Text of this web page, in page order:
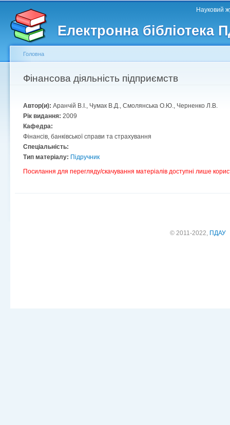
Електронна бібліотека
Головне меню Науковий
Другорядне меню
Ви є тут
Головна
Фінансова діяльність підприємств
Автор(и): Аранчій В.І., Чумак В.Д., Смолянська О.Ю., Черненко Л.В.
Рік видання: 2009
Кафедра:
Фінансів, банківської справи та страхування
Спеціальність:
Тип матеріалу: Підручник
Посилання для перегляду/скачування матеріалів доступні лише
© 2011-2022, ПДАУ